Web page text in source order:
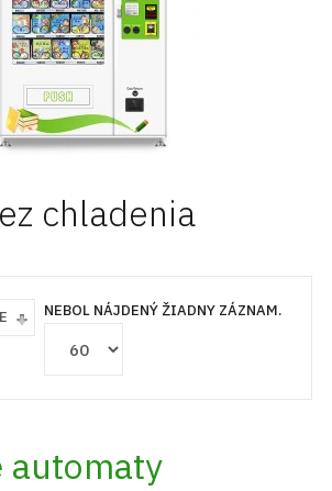
chladenia
NEBOL NÁJDENÝ ŽIADNY ZÁZNAM.
automaty